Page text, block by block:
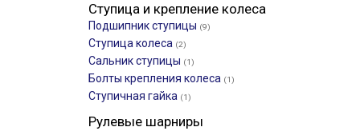
Ступица и крепление колеса
Подшипник ступицы (9)
Ступица колеса (2)
Сальник ступицы (1)
Болты крепления колеса (1)
Ступичная гайка (1)
Рулевые шарниры